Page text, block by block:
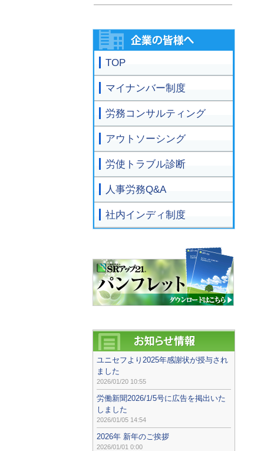
TOP
マイナンバー制度
労務コンサルティング
アウトソーシング
労使トラブル診断
人事労務Q&A
社内インディ制度
ユニセフより2025年感謝状が授与され
ました
2026/01/20 10:55
労働新聞2026/1/5号に広告を掲出いた
しました
2026/01/05 14:54
2026年 新年のご挨拶
2026/01/01 0:00